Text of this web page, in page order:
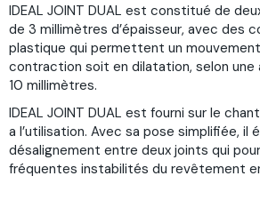
IDEAL JOINT DUAL est constitué de
de 3 millimètres d’épaisseur, avec des
plastique qui permettent un
contraction soit en dilatation, selon une
10 millimètres.
IDEAL JOINT DUAL est fourni sur le
a l’utilisation. Avec sa pose simplifiée, il
désalignement entre deux joints qui
fréquentes instabilités du revêtement